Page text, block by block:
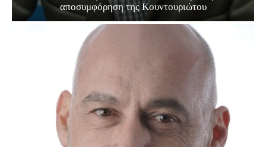
αποσυμφόρηση της Κουντουριώτου